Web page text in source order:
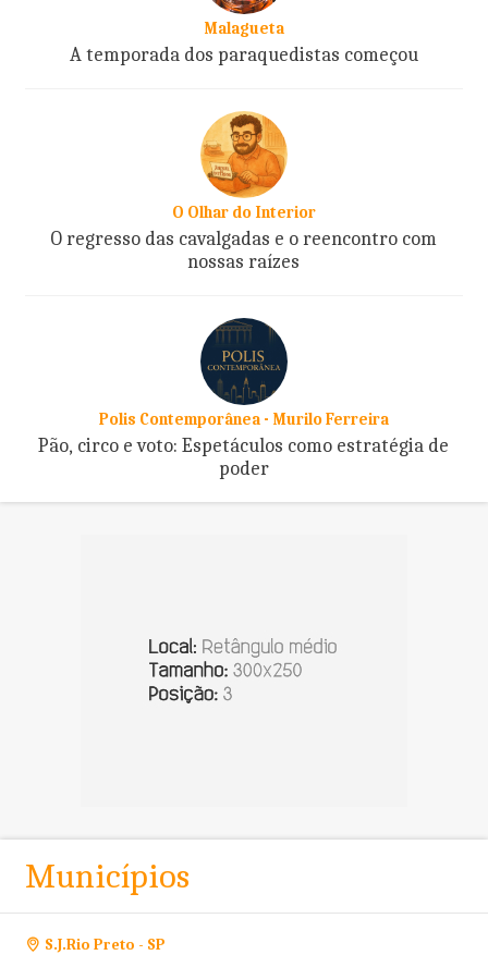
Malagueta
A temporada dos paraquedistas começou
O Olhar do Interior
O regresso das cavalgadas e o reencontro com
nossas raízes
Polis Contemporânea - Murilo Ferreira
Pão, circo e voto: Espetáculos como estratégia de
poder
Municípios
S.J.Rio Preto - SP